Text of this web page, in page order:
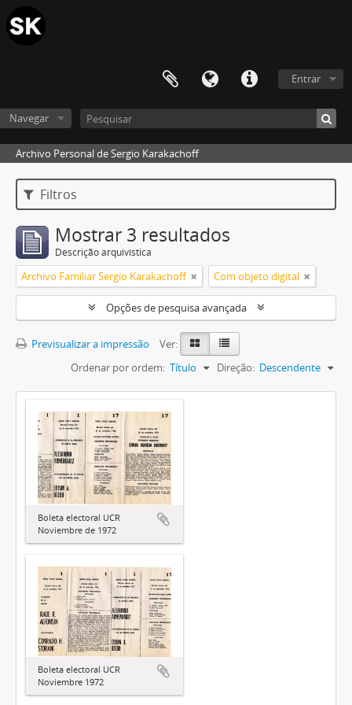
Entrar
Navegar
Archivo Personal de Sergio Karakachoff
Filtros
Mostrar 3 resultados
Descrição arquivística
Archivo Familiar Sergio Karakachoff Com objeto digital
Opções de pesquisa avançada
Previsualizar a impressão
Ver:
Ordenar por ordem: Título Direção: Descendente
Boleta electoral UCR
Noviembre de 1972
Boleta electoral UCR
Noviembre 1972